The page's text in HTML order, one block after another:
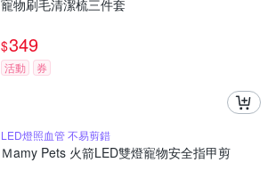
寵物刷毛清潔梳三件套
$349
活動 券
LED燈照血管 不易剪錯
Ｍamy Pets 火箭LED雙燈寵物安全指甲剪